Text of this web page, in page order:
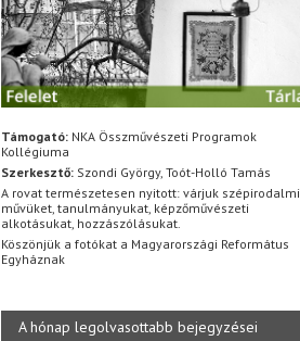
Támogató: NKA Összművészeti Programok
Kollégiuma
Szerkesztő: Szondi György, Toót-Holló Tamás
A rovat természetesen nyitott: várjuk szépirodalmi
művüket, tanulmányukat, képzőművészeti
alkotásukat, hozzászólásukat.
Köszönjük a fotókat a Magyarországi Református
Egyháznak
A hónap legolvasottabb bejegyzései